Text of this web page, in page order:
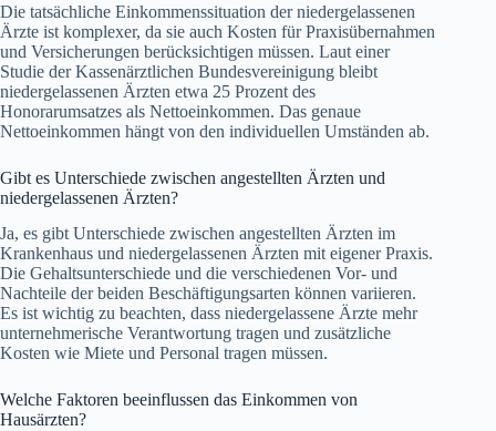
Die tatsächliche Einkommenssituation der niedergelassenen
Ärzte ist komplexer, da sie auch Kosten für Praxisübernahmen
und Versicherungen berücksichtigen müssen. Laut einer
Studie der Kassenärztlichen Bundesvereinigung bleibt
niedergelassenen Ärzten etwa 25 Prozent des
Honorarumsatzes als Nettoeinkommen. Das genaue
Nettoeinkommen hängt von den individuellen Umständen ab.
Gibt es Unterschiede zwischen angestellten Ärzten und
niedergelassenen Ärzten?
Ja, es gibt Unterschiede zwischen angestellten Ärzten im
Krankenhaus und niedergelassenen Ärzten mit eigener Praxis.
Die Gehaltsunterschiede und die verschiedenen Vor- und
Nachteile der beiden Beschäftigungsarten können variieren.
Es ist wichtig zu beachten, dass niedergelassene Ärzte mehr
unternehmerische Verantwortung tragen und zusätzliche
Kosten wie Miete und Personal tragen müssen.
Welche Faktoren beeinflussen das Einkommen von
Hausärzten?